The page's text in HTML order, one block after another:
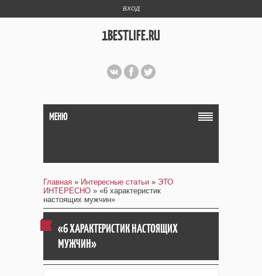
ВХОД
1BESTLIFE.RU
МЕНЮ
Главная » Интересные статьи » ЭТО
ИНТЕРЕСНО » «6 характеристик
настоящих мужчин»
«6 ХАРАКТЕРИСТИК НАСТОЯЩИХ
МУЖЧИН»